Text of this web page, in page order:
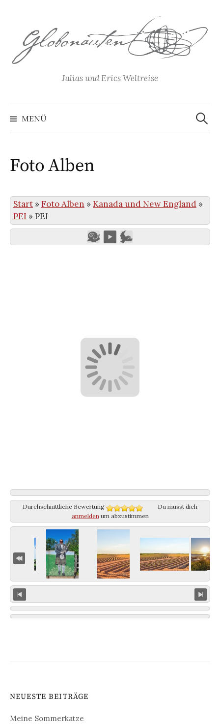
Inhalt
Julias und Erics Weltreise
MENÜ
Suchen
nach:
Foto Alben
Start »Foto Alben »Kanada und New England »
PEI »PEI
Durchschnittliche Bewertung
Du musst dich
anmelden um abzustimmen
NEUESTE BEITRÄGE
Meine Sommerkatze